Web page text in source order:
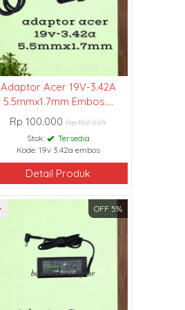
Adaptor Acer 19V-3.42A
5.5mmx1.7mm Embos....
Rp 100.000Rp 152.225
Stok:
Tersedia
Kode: 19v 3.42a embos
Detail Produk
OFF 5%